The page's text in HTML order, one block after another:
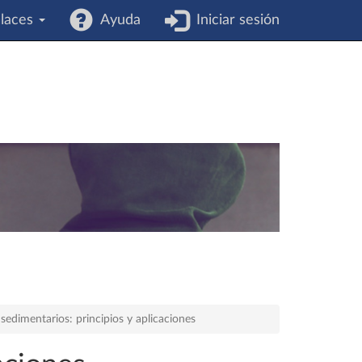
Ayuda Iniciar sesión
principios y aplicaciones